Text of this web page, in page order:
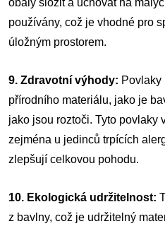
obaly složit a uchovat na
používány, což je vhodné pro
úložným prostorem.
9. Zdravotní výhody: Povlaky
přírodního materiálu, jako je
jako jsou roztoči. Tyto povlaky
zejména u jedinců trpících
zlepšují celkovou pohodu.
10. Ekologická udržitelnost:
z bavlny, což je udržitelný